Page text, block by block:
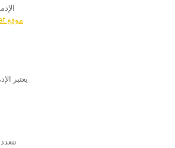
1xbet موقع
يعتبر